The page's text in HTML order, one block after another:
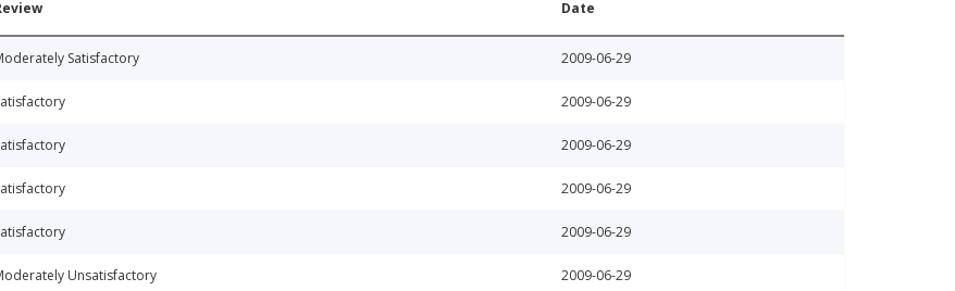
Date
Satisfactory 2009-06-29
2009-06-29
2009-06-29
2009-06-29
2009-06-29
Unsatisfactory 2009-06-29